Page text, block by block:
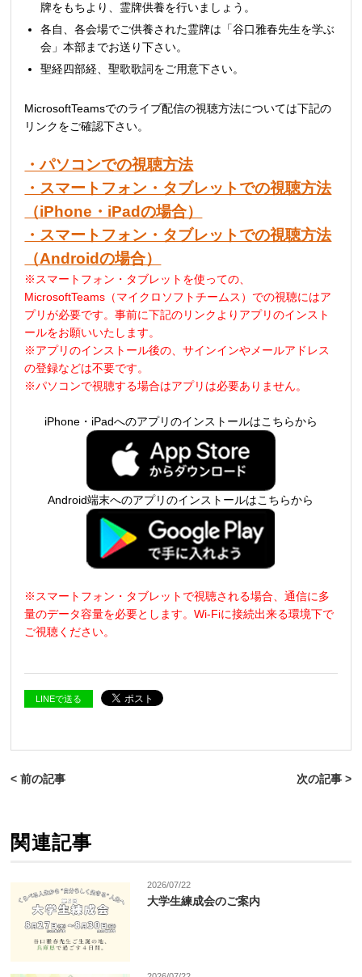
牌をもちより、霊牌供養を行いましょう。
各自、各会場でご供養された霊牌は「谷口雅春先生を学ぶ
会」本部までお送り下さい。
聖経四部経、聖歌歌詞をご用意下さい。
MicrosoftTeamsでのライブ配信の視聴方法については下記の
リンクをご確認下さい。
・パソコンでの視聴方法
・スマートフォン・タブレットでの視聴方法
（iPhone・iPadの場合）
・スマートフォン・タブレットでの視聴方法
（Androidの場合）
※スマートフォン・タブレットを使っての、
MicrosoftTeams（マイクロソフトチームス）での視聴にはア
プリが必要です。事前に下記のリンクよりアプリのインスト
ールをお願いいたします。
※アプリのインストール後の、サインインやメールアドレス
の登録などは不要です。
※パソコンで視聴する場合はアプリは必要ありません。
iPhone・iPadへのアプリのインストールはこちらから
Android端末へのアプリのインストールはこちらから
※スマートフォン・タブレットで視聴される場合、通信に多
量のデータ容量を必要とします。Wi-Fiに接続出来る環境下で
ご視聴ください。
LINEで送る
< 前の記事 次の記事 >
関連記事
2026/07/22
大学生練成会のご案内